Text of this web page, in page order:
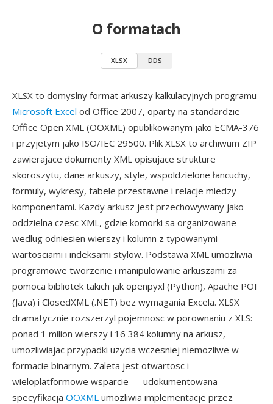
O formatach
XLSX DDS
XLSX to domyslny format arkuszy kalkulacyjnych programu
Microsoft Excel od Office 2007, oparty na standardzie
Office Open XML (OOXML) opublikowanym jako ECMA-376
i przyjetym jako ISO/IEC 29500. Plik XLSX to archiwum ZIP
zawierajace dokumenty XML opisujace strukture
skoroszytu, dane arkuszy, style, wspoldzielone łancuchy,
formuly, wykresy, tabele przestawne i relacje miedzy
komponentami. Kazdy arkusz jest przechowywany jako
oddzielna czesc XML, gdzie komorki sa organizowane
wedlug odniesien wierszy i kolumn z typowanymi
wartosciami i indeksami stylow. Podstawa XML umozliwia
programowe tworzenie i manipulowanie arkuszami za
pomoca bibliotek takich jak openpyxl (Python), Apache POI
(Java) i ClosedXML (.NET) bez wymagania Excela. XLSX
dramatycznie rozszerzyl pojemnosc w porownaniu z XLS:
ponad 1 milion wierszy i 16 384 kolumny na arkusz,
umozliwiajac przypadki uzycia wczesniej niemozliwe w
formacie binarnym. Zaleta jest otwartosc i
wieloplatformowe wsparcie — udokumentowana
specyfikacja OOXML umozliwia implementacje przez